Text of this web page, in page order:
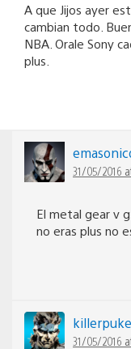
A que Jijos ayer
cambian todo.
NBA. Orale Sony
plus.
31/05/2016
El metal gear v
no eras plus no
31/05/2016